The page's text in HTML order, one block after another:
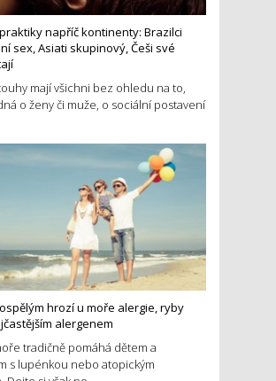
napříč kontinenty: Brazilci
sex, Asiati skupinový, Češi své
mají všichni bez ohledu na to,
o ženy či muže, o sociální postavení
hrozí u moře alergie, ryby
alergenem
tradičně pomáhá dětem a
s lupénkou nebo atopickým